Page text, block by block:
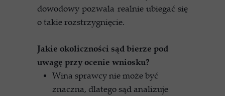
dowodowy pozwala realnie ubiegać się
o takie rozstrzygnięcie.
Jakie okoliczności sąd bierze pod
uwagę przy ocenie wniosku?
Wina sprawcy nie może być
znaczna, dlatego sąd analizuje